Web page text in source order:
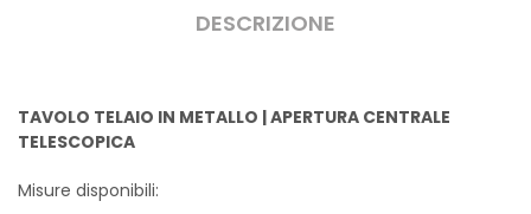
DESCRIZIONE
TAVOLO TELAIO IN METALLO | APERTURA CENTRALE
TELESCOPICA
Misure disponibili: